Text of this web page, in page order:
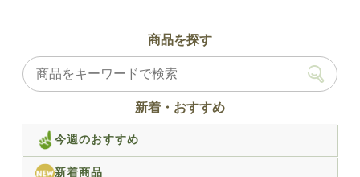
商品を探す
新着・おすすめ
今週のおすすめ
新着商品